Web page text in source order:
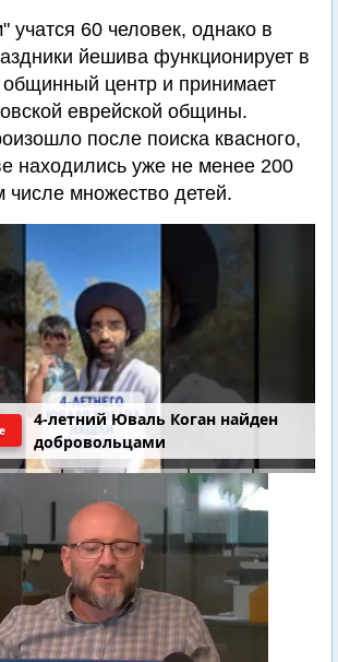
учатся 60 человек, однако в
йешива функционирует в
общинный центр и принимает
еврейской общины.
после поиска квасного,
находились уже не менее 200
числе множество детей.
4-летний Юваль Коган найден
добровольцами